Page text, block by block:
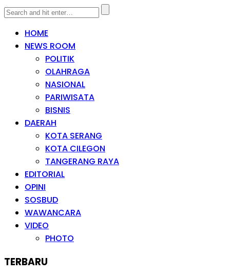
HOME
NEWS ROOM
POLITIK
OLAHRAGA
NASIONAL
PARIWISATA
BISNIS
DAERAH
KOTA SERANG
KOTA CILEGON
TANGERANG RAYA
EDITORIAL
OPINI
SOSBUD
WAWANCARA
VIDEO
PHOTO
TERBARU